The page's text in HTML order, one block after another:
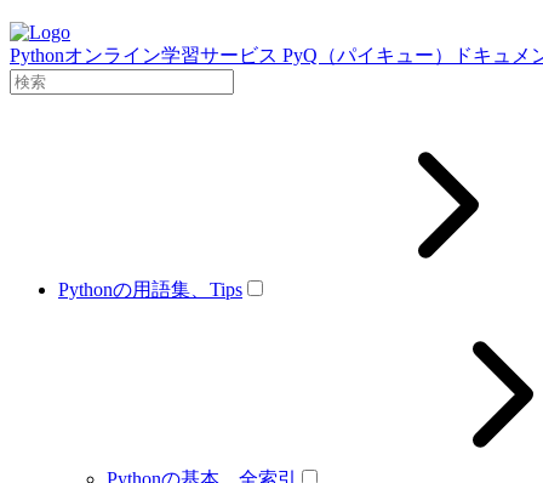
Pythonオンライン学習サービス PyQ（パイキュー）ドキュメ
Pythonの用語集、Tips
Pythonの基本、全索引